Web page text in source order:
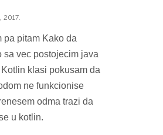
2017.
pa pitam Kako da
sa vec postojecim java
klasi pokusam da
ne funkcionise
odma trazi da
u kotlin.